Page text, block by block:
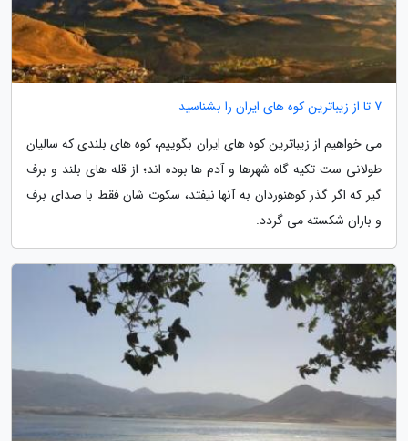
7 تا از زیباترین کوه های ایران را بشناسید
می خواهیم از زیباترین کوه های ایران بگوییم، کوه های بلندی که سالیان
طولانی ست تکیه گاه شهرها و آدم ها بوده اند؛ از قله های بلند و برف
گیر که اگر گذر کوهنوردان به آنها نیفتد، سکوت شان فقط با صدای برف
و باران شکسته می گردد.